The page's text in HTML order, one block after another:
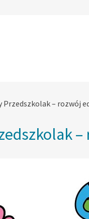
Przedszkolak – rozwój